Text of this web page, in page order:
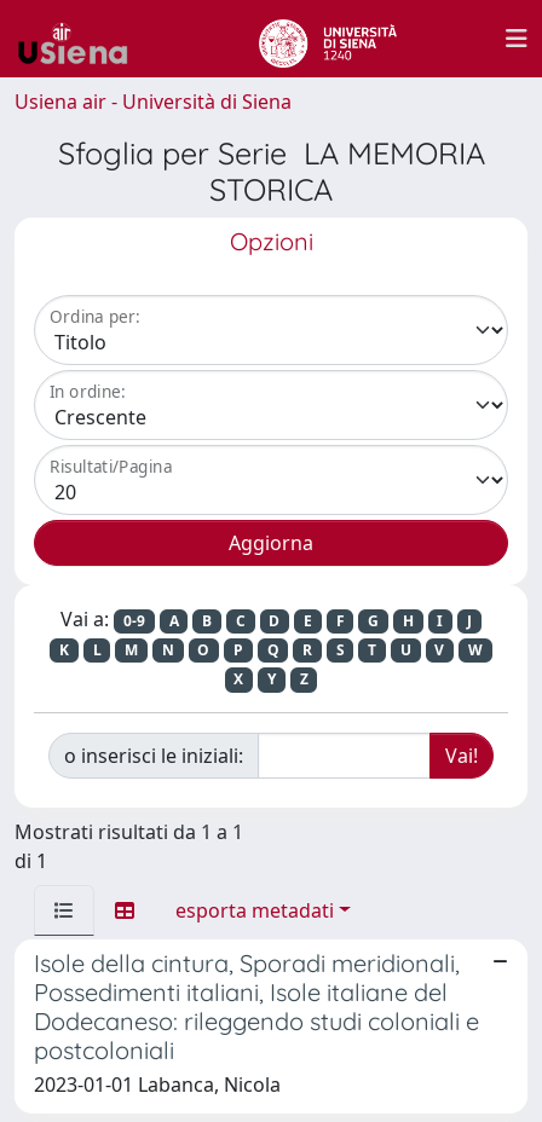
Usiena air - Università di Siena
Sfoglia per Serie LA MEMORIA
STORICA
Opzioni
Ordina per:
In ordine:
Risultati/Pagina
Vai a: 0-9 A B C D E F G H I
J
K
L M N O P Q R S T U V
W
X
Y Z
o inserisci le iniziali:
Mostrati risultati da 1 a 1
di 1
esporta metadati
Isole della cintura, Sporadi meridionali,
Possedimenti italiani, Isole italiane del
Dodecaneso: rileggendo studi coloniali e
postcoloniali
2023-01-01 Labanca, Nicola